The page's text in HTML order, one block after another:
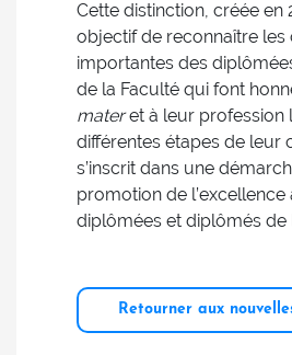
Cette distinction, créée en
objectif de reconnaître
importantes des
de la Faculté qui font
materet à leur profession
différentes étapes de leur
s’inscrit dans une
promotion de
diplômées et diplômés de
Retourner aux